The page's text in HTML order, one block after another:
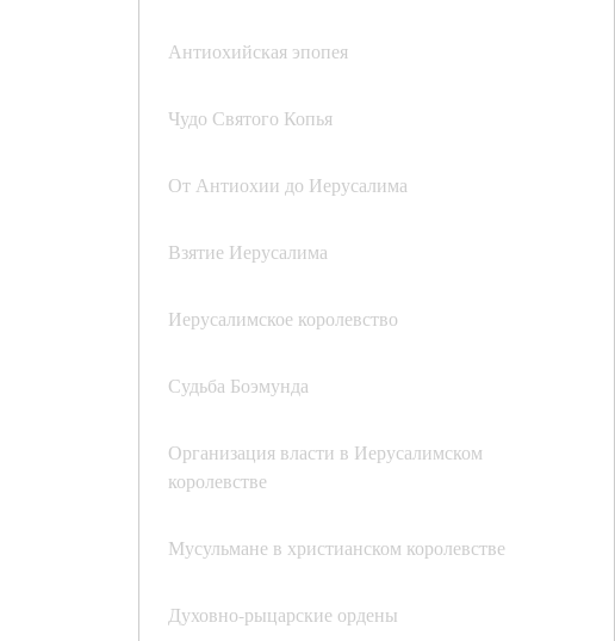
Антиохийская эпопея
Чудо Святого Копья
От Антиохии до Иерусалима
Взятие Иерусалима
Иерусалимское королевство
Судьба Боэмунда
Организация власти в Иерусалимском
королевстве
Мусульмане в христианском королевстве
Духовно-рыцарские ордены